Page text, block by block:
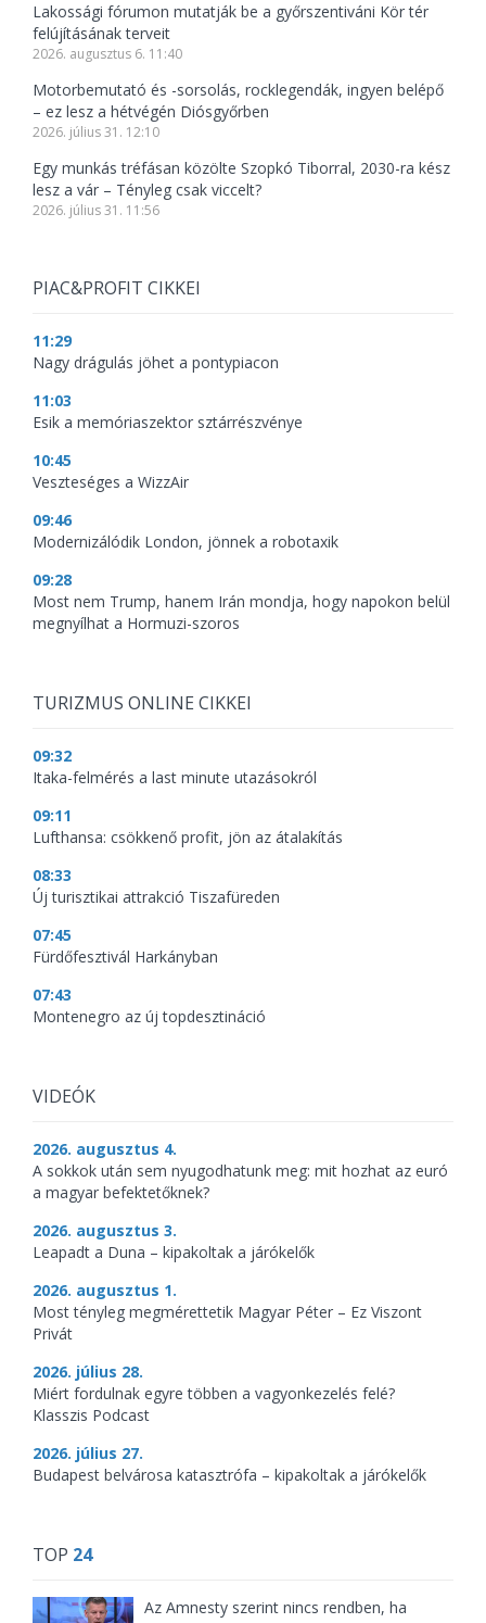
Lakossági fórumon mutatják be a győrszentiváni Kör tér
felújításának terveit
2026. augusztus 6. 11:40
Motorbemutató és -sorsolás, rocklegendák, ingyen belépő
– ez lesz a hétvégén Diósgyőrben
2026. július 31. 12:10
Egy munkás tréfásan közölte Szopkó Tiborral, 2030-ra kész
lesz a vár – Tényleg csak viccelt?
2026. július 31. 11:56
PIAC&PROFIT CIKKEI
11:29
Nagy drágulás jöhet a pontypiacon
11:03
Esik a memóriaszektor sztárrészvénye
10:45
Veszteséges a WizzAir
09:46
Modernizálódik London, jönnek a robotaxik
09:28
Most nem Trump, hanem Irán mondja, hogy napokon belül
megnyílhat a Hormuzi-szoros
TURIZMUS ONLINE CIKKEI
09:32
Itaka-felmérés a last minute utazásokról
09:11
Lufthansa: csökkenő profit, jön az átalakítás
08:33
Új turisztikai attrakció Tiszafüreden
07:45
Fürdőfesztivál Harkányban
07:43
Montenegro az új topdesztináció
VIDEÓK
2026. augusztus 4.
A sokkok után sem nyugodhatunk meg: mit hozhat az euró
a magyar befektetőknek?
2026. augusztus 3.
Leapadt a Duna – kipakoltak a járókelők
2026. augusztus 1.
Most tényleg megmérettetik Magyar Péter – Ez Viszont
Privát
2026. július 28.
Miért fordulnak egyre többen a vagyonkezelés felé?
Klasszis Podcast
2026. július 27.
Budapest belvárosa katasztrófa – kipakoltak a járókelők
TOP 24
Az Amnesty szerint nincs rendben, ha